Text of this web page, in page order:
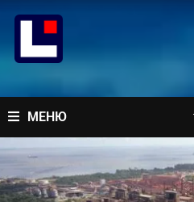
содержимому
МЕНЮ